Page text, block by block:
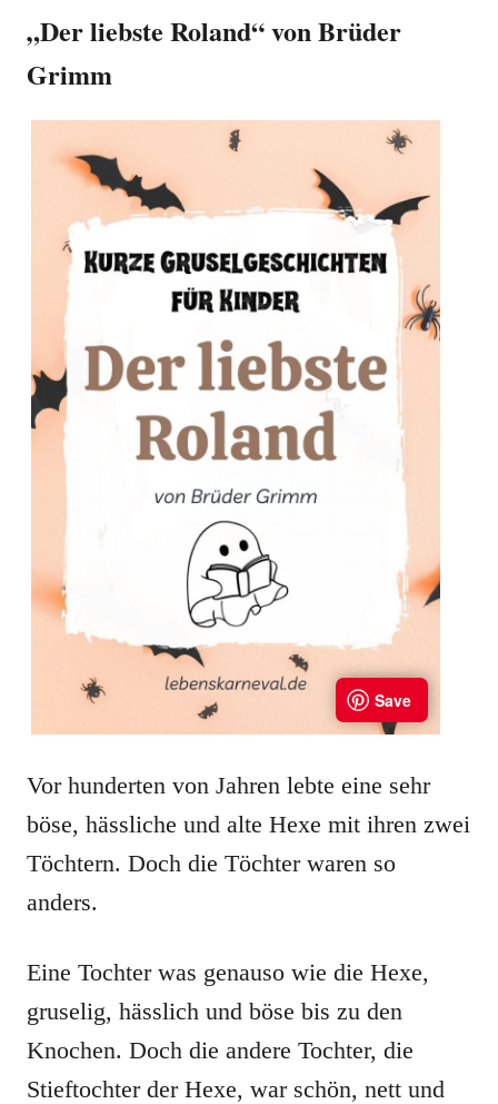
„Der liebste Roland“ von Brüder
Grimm
Vor hunderten von Jahren lebte eine sehr
böse, hässliche und alte Hexe mit ihren zwei
Töchtern. Doch die Töchter waren so
anders.
Eine Tochter was genauso wie die Hexe,
gruselig, hässlich und böse bis zu den
Knochen. Doch die andere Tochter, die
Stieftochter der Hexe, war schön, nett und